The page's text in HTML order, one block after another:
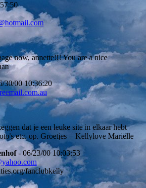
now, annette!!! You are a nice
30/00 10:36:20
dat je een leuke site in elkaar hebt
etc. op. Groetjes + Kellylove Mariëlle
- 06/23/00 10:03:53
fanclubkelly